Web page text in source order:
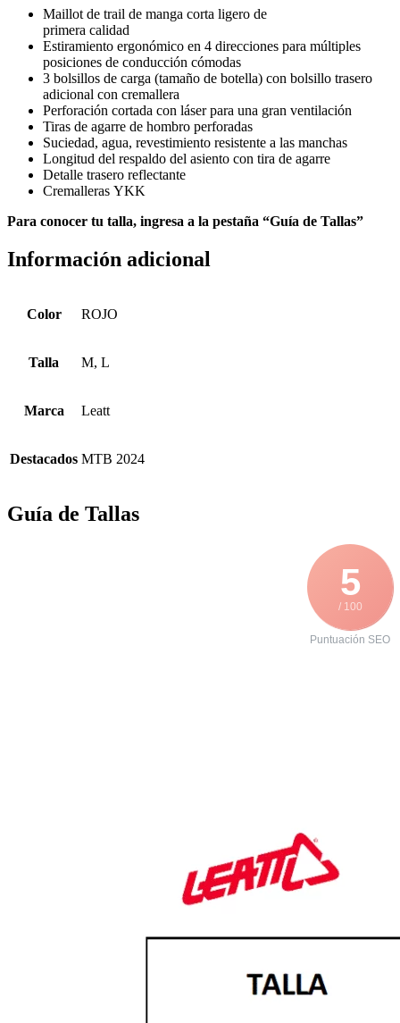
Maillot de trail de manga corta ligero de
primera calidad
Estiramiento ergonómico en 4 direcciones para múltiples
posiciones de conducción cómodas
3 bolsillos de carga (tamaño de botella) con bolsillo trasero
adicional con cremallera
Perforación cortada con láser para una gran ventilación
Tiras de agarre de hombro perforadas
Suciedad, agua, revestimiento resistente a las manchas
Longitud del respaldo del asiento con tira de agarre
Detalle trasero reflectante
Cremalleras YKK
Para conocer tu talla, ingresa a la pestaña “Guía de Tallas”
Información adicional
Color ROJO
Talla M, L
Marca Leatt
Destacados MTB 2024
Guía de Tallas
5
/ 100
Puntuación SEO